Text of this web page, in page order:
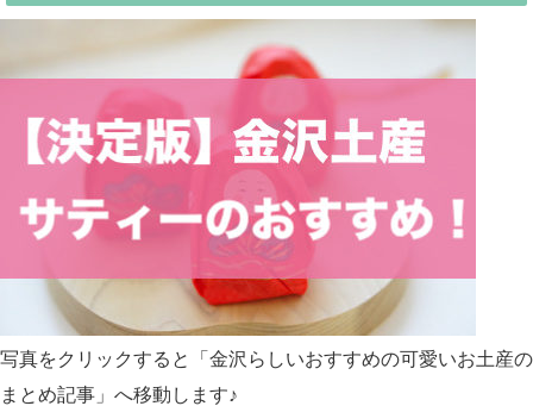
写真をクリックすると「金沢らしいおすすめの可愛いお土産の
まとめ記事」へ移動します♪